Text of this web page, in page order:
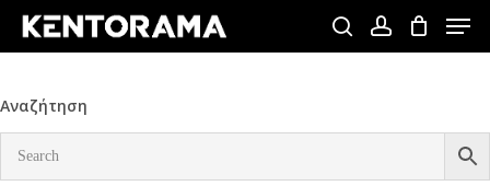
Skip
content
searchaccount
Menu
Αναζήτηση